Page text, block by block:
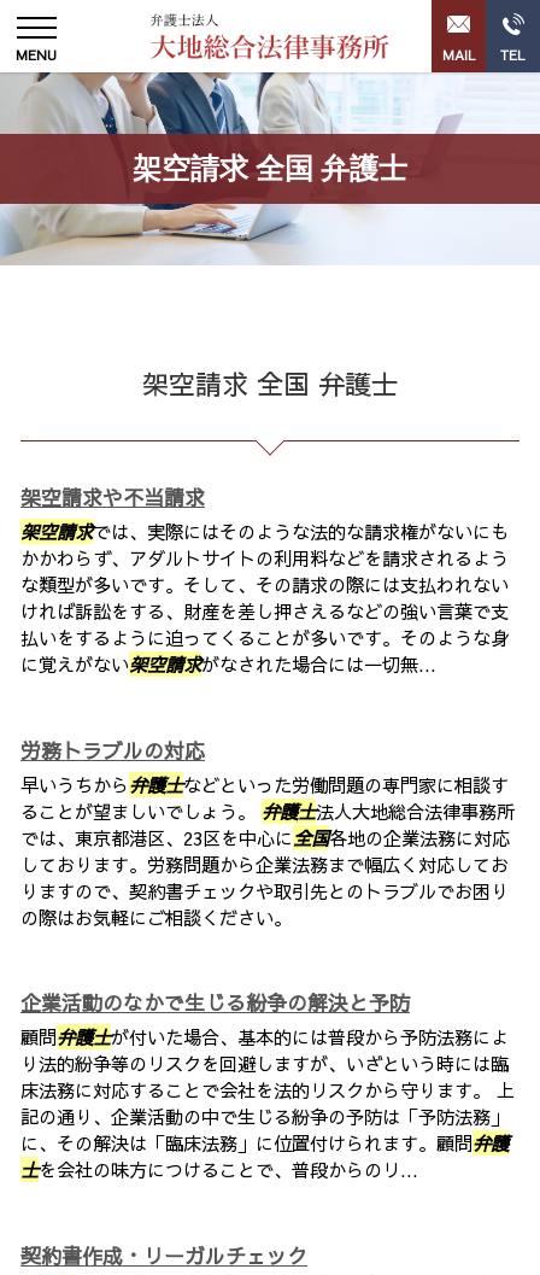
架空請求 全国 弁護士
架空請求 全国 弁護士
架空請求や不当請求
架空請求では、実際にはそのような法的な請求権がないにも
かかわらず、アダルトサイトの利用料などを請求されるよう
な類型が多いです。そして、その請求の際には支払われない
ければ訴訟をする、財産を差し押さえるなどの強い言葉で支
払いをするように迫ってくることが多いです。そのような身
に覚えがない架空請求がなされた場合には一切無...
労務トラブルの対応
早いうちから弁護士などといった労働問題の専門家に相談す
ることが望ましいでしょう。 弁護士法人大地総合法律事務所
では、東京都港区、23区を中心に全国各地の企業法務に対応
しております。労務問題から企業法務まで幅広く対応してお
りますので、契約書チェックや取引先とのトラブルでお困り
の際はお気軽にご相談ください。
企業活動のなかで生じる紛争の解決と予防
顧問弁護士が付いた場合、基本的には普段から予防法務によ
り法的紛争等のリスクを回避しますが、いざという時には臨
床法務に対応することで会社を法的リスクから守ります。 上
記の通り、企業活動の中で生じる紛争の予防は「予防法務」
に、その解決は「臨床法務」に位置付けられます。顧問弁護
士を会社の味方につけることで、普段からのリ...
契約書作成・リーガルチェック